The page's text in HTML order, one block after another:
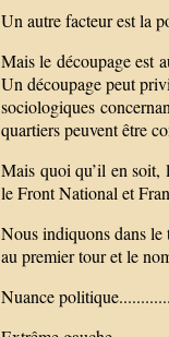
Un autre facteur est la
Mais le découpage est
Un découpage peut
sociologiques
quartiers peuvent être
Mais quoi qu’il en soit,
le Front National et
Nous indiquons dans le
au premier tour et le
Nuance